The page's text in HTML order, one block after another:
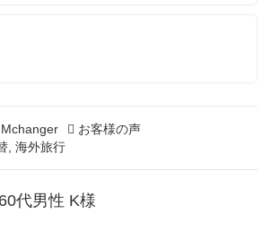
Author
Mchanger Categories
お客様の声
海外旅行
代男性 K様